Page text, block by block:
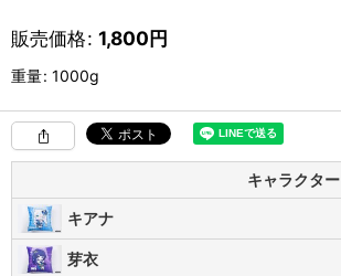
販売価格: 1,800円
重量: 1000g
キャラクター
キアナ
芽衣